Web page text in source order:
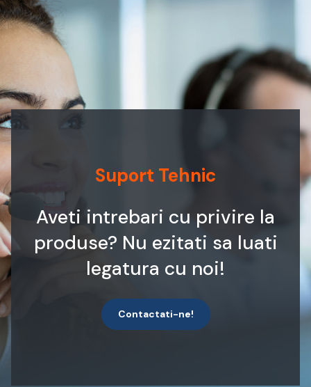
Suport Tehnic
Aveti intrebari cu privire la
produse? Nu ezitati sa luati
legatura cu noi!
Contactati-ne!